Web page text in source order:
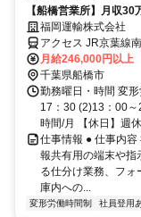
【船橋営業所】月収
迎！福利厚生充実！未
福岡運輸株式会社
アクセス JR京葉線
月給246,000円以上
千葉県船橋市
勤務曜日・時間 変
17：30 (2)13：00
時間/月 【休日】週
仕事情報 ● 仕事内
報共有用の端末や指
る仕分け業務、フ
庫内への...
変形労働時間制 社員登用